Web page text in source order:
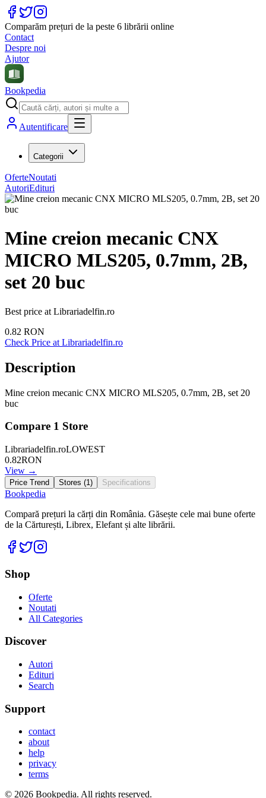
Comparăm prețuri de la peste 6 librării online
Contact
Despre noi
Ajutor
Bookpedia
Autentificare
Categorii
OferteNoutati
AutoriEdituri
Mine creion mecanic CNX
MICRO MLS205, 0.7mm, 2B,
set 20 buc
Best price at Librariadelfin.ro
0.82 RON
Check Price at Librariadelfin.ro
Description
Mine creion mecanic CNX MICRO MLS205, 0.7mm, 2B, set 20
buc
Compare 1 Store
Librariadelfin.roLOWEST
0.82RON
View →
Price Trend Stores (1) Specifications
Bookpedia
Compară prețuri la cărți din România. Găsește cele mai bune oferte
de la Cărturești, Librex, Elefant și alte librării.
Facebook
Twitter
Shop
Oferte
Noutati
All Categories
Discover
Autori
Edituri
Search
Support
contact
about
help
privacy
terms
© 2026 Bookpedia. All rights reserved.